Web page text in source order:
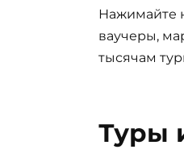
Нажимайте
ваучеры,
тысячам
Туры